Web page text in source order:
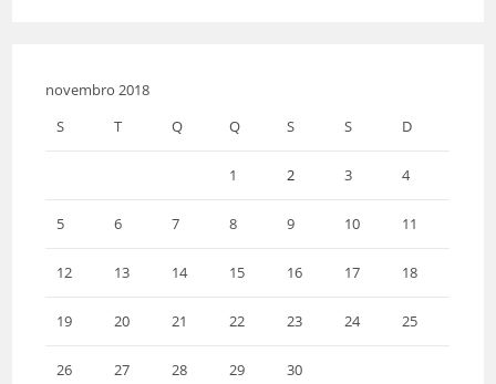
novembro 2018
S
T Q Q S S D
1 2 3 4
5 6 7 8 9 10 11
12 13 14 15 16 17 18
19 20 21 22 23 24 25
26 27 28 29 30